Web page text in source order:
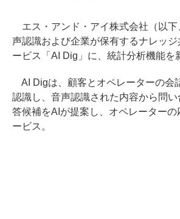
エス・アンド・アイ株式会社（以下
声認識および企業が保有するナレッ
ービス「AI Dig」に、統計分析機能を
AI Digは、顧客とオペレーターの会
認識し、音声認識された内容から問い
答候補をAIが提案し、オペレーターの
ービス。